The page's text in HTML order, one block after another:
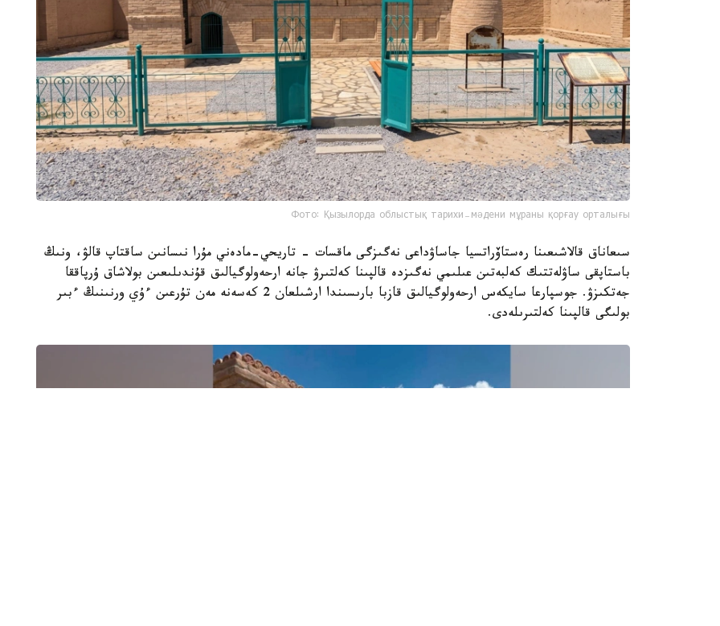
Фото: Қызылорда облыстық тарихи-мәдени мұраны қорғау орталығы
سىعاناق قالاشىعىنا رەستاۆراتسيا جاساۋداعى نەگىزگى ماقسات - تاريحي-مادەني مۇرا نىسانىن ساقتاپ قالۋ، ونىڭ
باستاپقى ساۋلەتتىك كەلبەتىن عىلىمي نەگىزدە قالپىنا كەلتىرۋ جانە ارحەولوگيالىق قۇندىلىعىن بولاشاق ۇرپاققا
جەتكىزۋ. جوسپارعا سايكەس ارحەولوگيالىق قازبا بارىسىندا ارشىلعان 2 كەسەنە مەن تۇرعىن ءۇي ورنىنىڭ ءبىر
بولىگى قالپىنا كەلتىرىلەدى.